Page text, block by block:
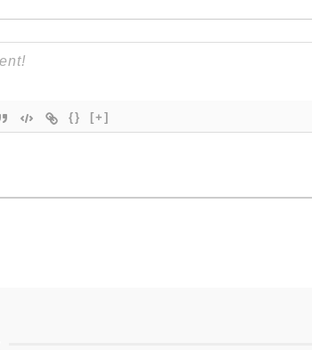
{} [+]